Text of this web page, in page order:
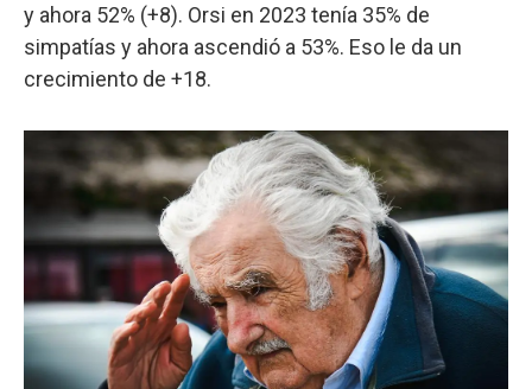
y ahora 52% (+8). Orsi en 2023 tenía 35% de
simpatías y ahora ascendió a 53%. Eso le da un
crecimiento de +18.